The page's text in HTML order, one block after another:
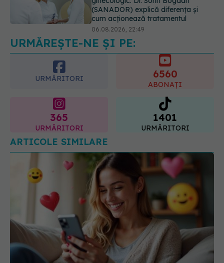
Ashwagandha: 4 efecte adverse
potențial grave
07.08.2026, 11:03
URMĂREȘTE-NE ȘI PE:
URMĂRITORI 6560
ABONAȚI
365
URMĂRITORI
1401
URMĂRITORI
ARTICOLE SIMILARE